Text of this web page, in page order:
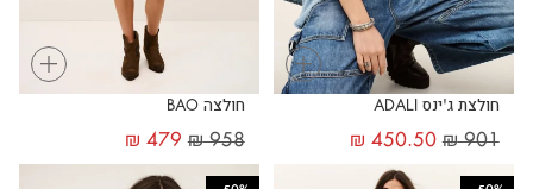
+
חולצת ג'ינס ADALI
₪901
₪ 450.50
+
חולצה BAO
₪958
₪ 479